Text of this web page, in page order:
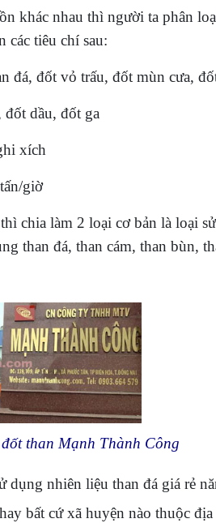
khác nhau thì người ta phân
các tiêu chí sau:
đá, đốt vỏ trấu, đốt mùn cưa,
đốt dầu, đốt ga
xích
giờ
chia làm 2 loại cơ bản là loại
than đá, than cám, than bùn,
than Mạnh Thành Công
dụng nhiên liệu than đá giá rẻ
bất cứ xã huyện nào thuộc